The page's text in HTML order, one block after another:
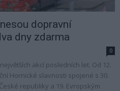
dopravní
dny zdarma
0
akcí posledních let. Od 12.
Hornické slavnosti spojené s 30.
republiky a 19. Evropským